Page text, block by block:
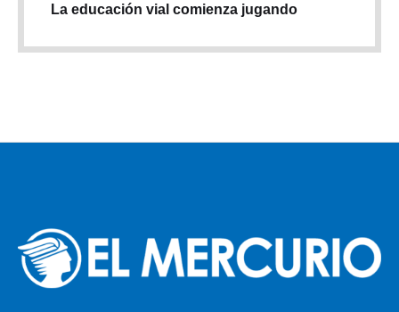
La educación vial comienza jugando